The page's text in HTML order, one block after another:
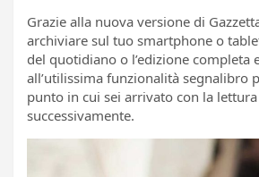
Grazie alla nuova versione di
archiviare sul tuo smartphone o
del quotidiano o l’edizione completa
all’utilissima funzionalità segnalibro
punto in cui sei arrivato con la
successivamente.